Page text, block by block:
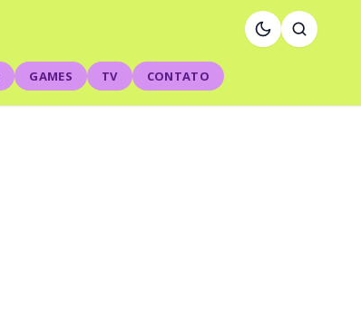
GAMES TV CONTATO